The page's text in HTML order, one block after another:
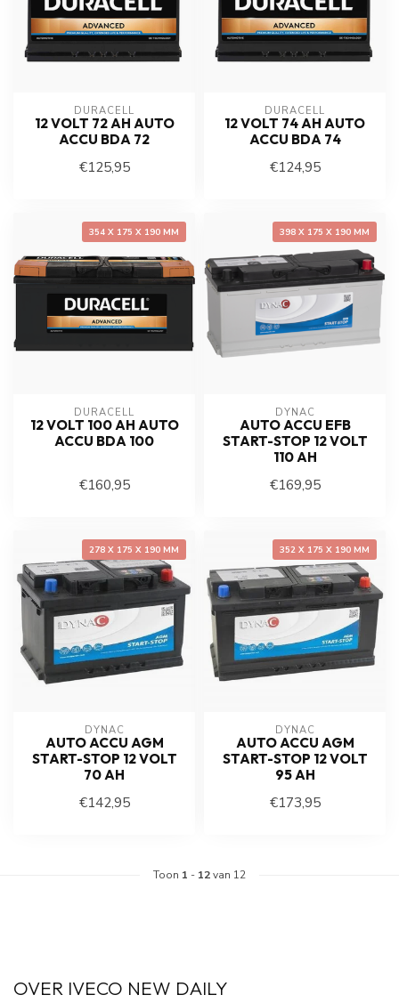
DURACELL
12 VOLT 72 AH AUTO
ACCU BDA 72
€125,95
DURACELL
12 VOLT 74 AH AUTO
ACCU BDA 74
€124,95
354 X 175 X 190 MM
DURACELL
12 VOLT 100 AH AUTO
ACCU BDA 100
€160,95
398 X 175 X 190 MM
DYNAC
AUTO ACCU EFB
START-STOP 12 VOLT
110 AH
€169,95
278 X 175 X 190 MM
DYNAC
AUTO ACCU AGM
START-STOP 12 VOLT
70 AH
€142,95
352 X 175 X 190 MM
DYNAC
AUTO ACCU AGM
START-STOP 12 VOLT
95 AH
€173,95
Toon 1 - 12van 12
OVER IVECO NEW DAILY